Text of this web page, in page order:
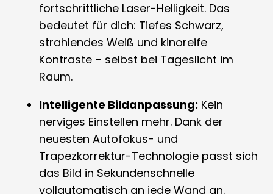
fortschrittliche Laser-Helligkeit. Das
bedeutet für dich: Tiefes Schwarz,
strahlendes Weiß und kinoreife
Kontraste – selbst bei Tageslicht im
Raum.
Intelligente Bildanpassung: Kein
nerviges Einstellen mehr. Dank der
neuesten Autofokus- und
Trapezkorrektur-Technologie passt sich
das Bild in Sekundenschnelle
vollautomatisch an jede Wand an.